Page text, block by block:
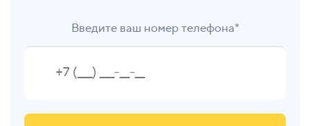
Введите ваш номер телефона*